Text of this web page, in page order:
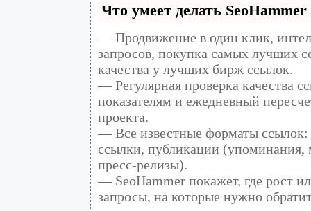
Что умеет делать SeoHammer
— Продвижение в один клик,
запросов, покупка самых лучших
качества у лучших бирж ссылок.
— Регулярная проверка качества
показателям и ежедневный
проекта.
— Все известные форматы ссылок:
ссылки, публикации (упоминания,
пресс-релизы).
— SeoHammer покажет, где рост
запросы, на которые нужно